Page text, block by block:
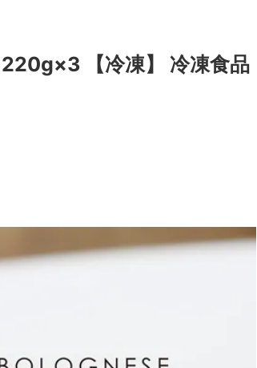
【冷凍】 冷凍食品